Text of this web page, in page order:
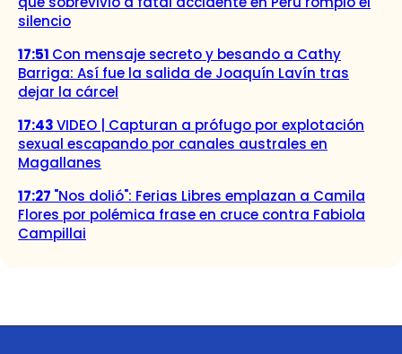
silencio
17:51 Con mensaje secreto y besando a Cathy
Barriga: Así fue la salida de Joaquín Lavín tras
dejar la cárcel
17:43VIDEO | Capturan a prófugo por explotación
sexual escapando por canales australes en
Magallanes
17:27 "Nos dolió": Ferias Libres emplazan a Camila
Flores por polémica frase en cruce contra Fabiola
Campillai